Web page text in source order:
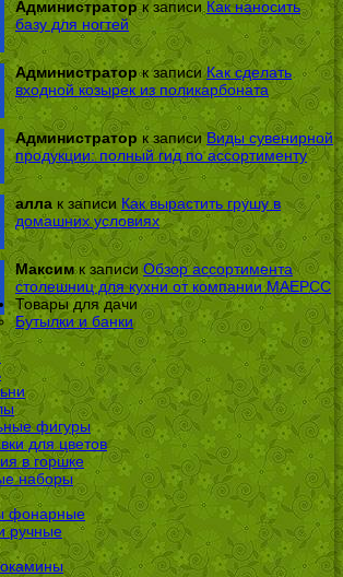
Администраторк записиКак наносить
базу для ногтей
Администраторк записиКак сделать
входной козырек из поликарбоната
Администратор к записиВиды сувенирной
продукции: полный гид по ассортименту
алла к записи Как вырастить грушу в
домашних условиях
Максимк записиОбзор ассортимента
столешниц для кухни от компании МАЕРСС
Товары для дачи
Бутылки и банки
фигуры
для цветов
в горшке
наборы
фонарные
ручные